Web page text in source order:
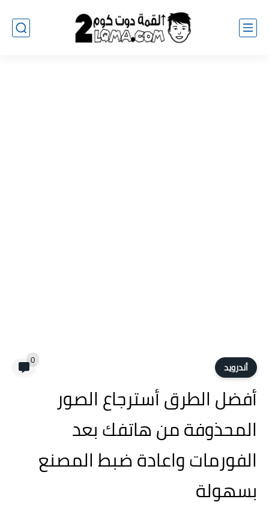
أندرويد 0
أفضل الطرق أسترجاع الصور
المحذوفة من هاتفك بعد
الفورمات واعادة ضبط المصنع
بسهولة